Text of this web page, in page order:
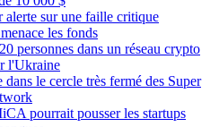
sur une faille critique
les fonds
personnes dans un réseau crypto
l'Ukraine
le cercle très fermé des Super
pourrait pousser les startups